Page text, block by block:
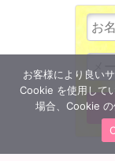
お客様により良い
Cookie を使用して
場合、Cookie の